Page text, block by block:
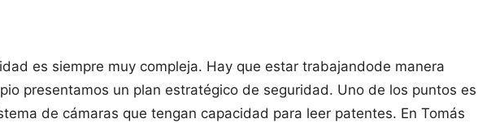
es siempre muy compleja. Hay que estar trabajandode manera
presentamos un plan estratégico de seguridad. Uno de los puntos es
de cámaras que tengan capacidad para leer patentes. En Tomás